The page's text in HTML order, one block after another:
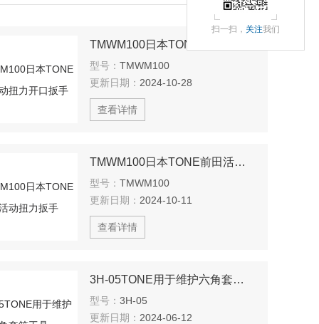
型号： TMWM100
更新日期： 2024-10-28
查看详情
TMWM100日本TONE前田活动扭力扳手
型号： TMWM100
更新日期： 2024-10-11
查看详情
3H-05TONE用于维护六角套筒工具
型号： 3H-05
更新日期： 2024-06-12
扫一扫， 关注我们